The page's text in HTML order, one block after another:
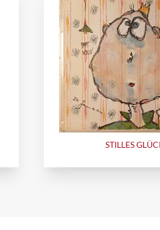
STILLES